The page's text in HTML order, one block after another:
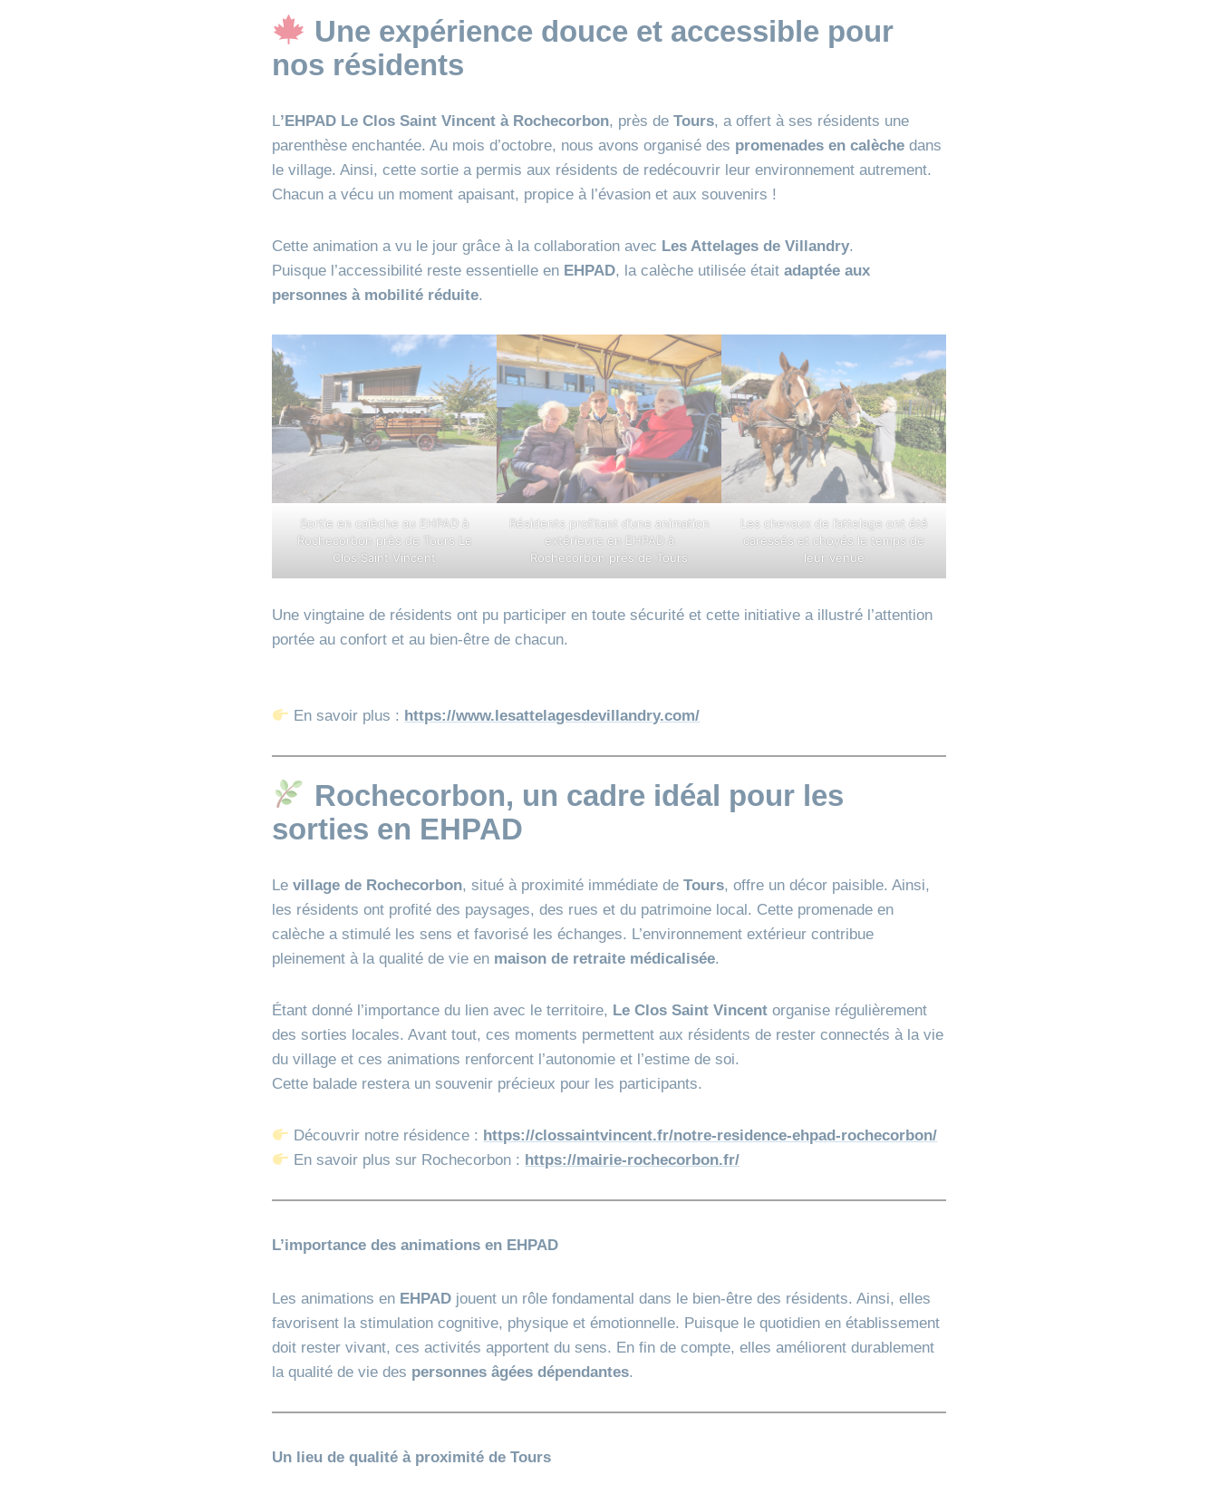
Une expérience douce et accessible pour
nos résidents
L’EHPAD Le Clos Saint Vincent à Rochecorbon, près de Tours, a offert à ses résidents une
parenthèse enchantée. Au mois d’octobre, nous avons organisé des promenades en calèche dans
le village. Ainsi, cette sortie a permis aux résidents de redécouvrir leur environnement autrement.
Chacun a vécu un moment apaisant, propice à l’évasion et aux souvenirs !
Cette animation a vu le jour grâce à la collaboration avec Les Attelages de Villandry.
Puisque l’accessibilité reste essentielle en EHPAD, la calèche utilisée était adaptée aux
personnes à mobilité réduite.
Sortie en calèche au EHPAD à
Rochecorbon près de Tours Le
Clos Saint Vincent
Résidents profitant d’une animation
extérieure en EHPAD à
Rochecorbon près de Tours
Les chevaux de l’attelage ont été
caressés et choyés le temps de
leur venue
Une vingtaine de résidents ont pu participer en toute sécurité et cette initiative a illustré l’attention
portée au confort et au bien‑être de chacun.
En savoir plus : https://www.lesattelagesdevillandry.com/
Rochecorbon, un cadre idéal pour les
sorties en EHPAD
Le village de Rochecorbon, situé à proximité immédiate de Tours, offre un décor paisible. Ainsi,
les résidents ont profité des paysages, des rues et du patrimoine local. Cette promenade en
calèche a stimulé les sens et favorisé les échanges. L’environnement extérieur contribue
pleinement à la qualité de vie en maison de retraite médicalisée.
Étant donné l’importance du lien avec le territoire, Le Clos Saint Vincent organise régulièrement
des sorties locales. Avant tout, ces moments permettent aux résidents de rester connectés à la vie
du village et ces animations renforcent l’autonomie et l’estime de soi.
Cette balade restera un souvenir précieux pour les participants.
Découvrir notre résidence : https://clossaintvincent.fr/notre-residence-ehpad-rochecorbon/
En savoir plus sur Rochecorbon : https://mairie-rochecorbon.fr/
L’importance des animations en EHPAD
Les animations en EHPAD jouent un rôle fondamental dans le bien‑être des résidents. Ainsi, elles
favorisent la stimulation cognitive, physique et émotionnelle. Puisque le quotidien en établissement
doit rester vivant, ces activités apportent du sens. En fin de compte, elles améliorent durablement
la qualité de vie des personnes âgées dépendantes.
Un lieu de qualité à proximité de Tours